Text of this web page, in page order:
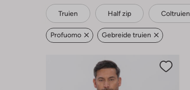
Truien Half zip Coltruien
Profuomo Gebreide truien